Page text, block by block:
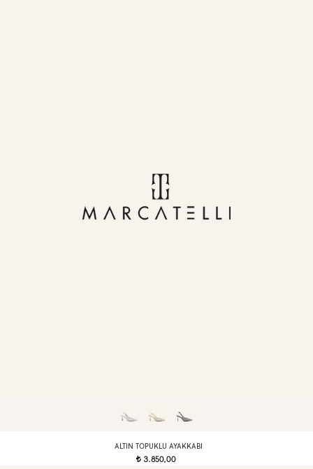
ALTIN TOPUKLU AYAKKABI
t3.850,00